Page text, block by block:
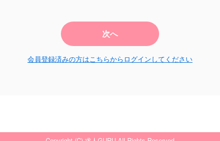
次へ
会員登録済みの方はこちらからログインしてください